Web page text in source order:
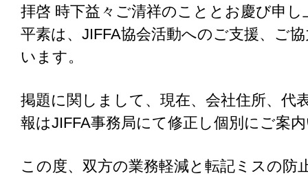
拝啓 時下益々ご清祥のこととお慶び申し
平素は、JIFFA協会活動へのご支援、ご
います。
掲題に関しまして、現在、会社住所、代
報はJIFFA事務局にて修正し個別にご案
この度、双方の業務軽減と転記ミスの防